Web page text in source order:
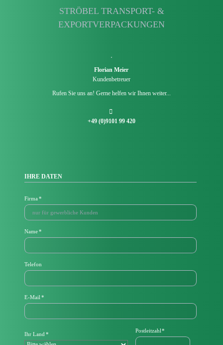
STRÖBEL TRANSPORT- &
EXPORTVERPACKUNGEN
Florian Meier
Kundenbetreuer
Rufen Sie uns an! Gerne helfen wir Ihnen weiter...
+49 (0)9101 99 420
IHRE DATEN
Pflichtfeld
Firma *
Pflichtfeld
Name*
Telefon
P
f
h
E-Mail *
Pflichtfeld
Ihr Land*
Pflichtfeld
Postleitzahl *